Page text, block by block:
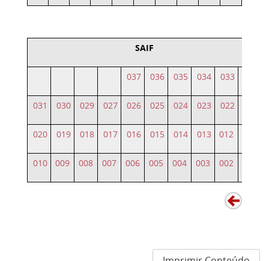
SAIF
037 036 035 034 033
031 030 029 027 026 025 024 023 022
020 019 018 017 016 015 014 013 012
010 009 008 007 006 005 004 003 002